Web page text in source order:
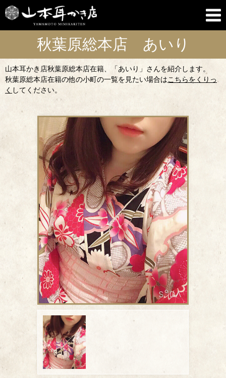
秋葉原総本店 あいり
山本耳かき店秋葉原総本店在籍、「あいり」さんを紹介します。
秋葉原総本店在籍の他の小町の一覧を見たい場合はこちらをくりっ
く してください。